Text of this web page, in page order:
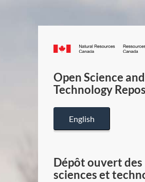
Canada.ca
Open Science and
Technology
English
Dépôt ouvert des
sciences et